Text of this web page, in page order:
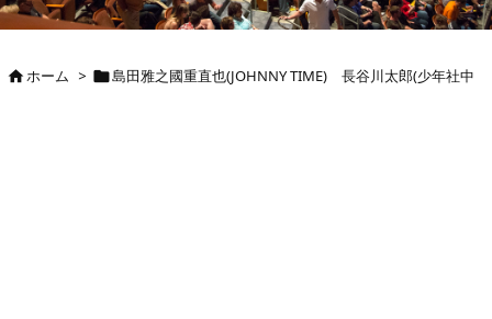


ホーム > 島田雅之國重直也(JOHNNY TIME) 長谷川太郎(少年社中